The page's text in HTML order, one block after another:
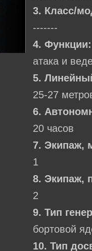
3. Класс/
-------
4. Функции:
атака и
5.
25-27
6.
20 часов
7. Экипаж,
1
8. Экипаж,
2
9. Тип
бортовой
10. Тип